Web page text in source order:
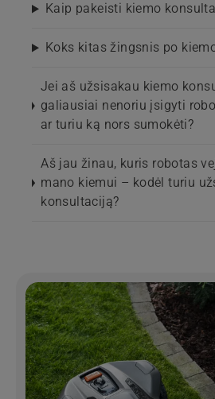
Kaip pakeisti kiemo
Koks kitas žingsnis po
Jei aš užsisakau kiemo
galiausiai nenoriu įsigyti
ar turiu ką nors sumokėti?
Aš jau žinau, kuris robotas
mano kiemui – kodėl turiu
konsultaciją?